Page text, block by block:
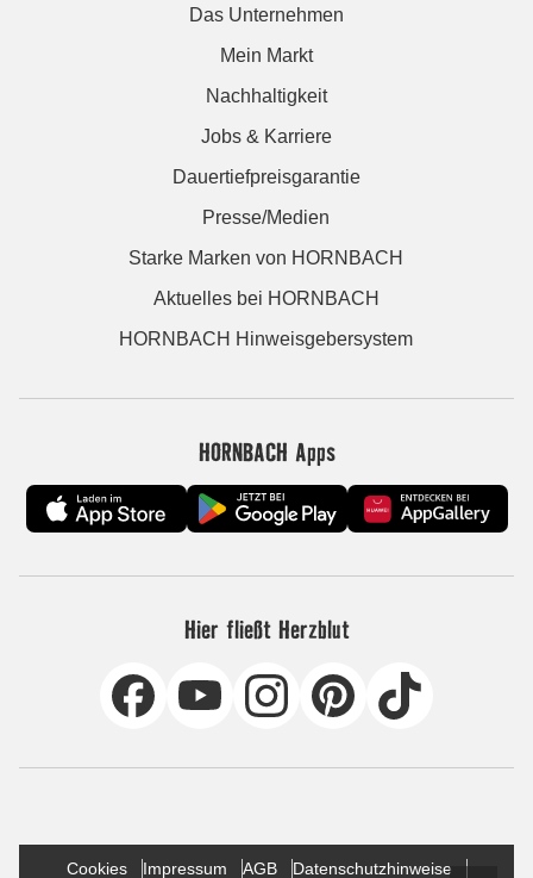
Das Unternehmen
Mein Markt
Nachhaltigkeit
Jobs & Karriere
Dauertiefpreisgarantie
Presse/Medien
Starke Marken von HORNBACH
Aktuelles bei HORNBACH
HORNBACH Hinweisgebersystem
HORNBACH Apps
Hier fließt Herzblut
Cookies Impressum AGB
Datenschutzhinweise